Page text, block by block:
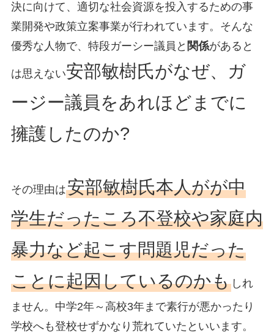
決に向けて、適切な社会資源を投入するための事
業開発や政策立案事業が行われています。そんな
優秀な人物で、特段ガーシー議員と 関係があると
は思えない安部敏樹氏がなぜ、ガ
ージー議員をあれほどまでに
擁護したのか?
その理由は安部敏樹氏本人がが中
学生だったころ不登校や家庭内
暴力など起こす問題児だった
ことに起因しているのかもしれ
ません。中学2年～高校3年まで素行が悪かったり
学校へも登校せずかなり荒れていたといいます。